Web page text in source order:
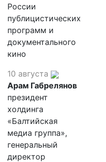
России
публицистических
программ и
документального
кино
10 августа
Арам Габрелянов
президент
холдинга
«Балтийская
медиа группа»,
генеральный
директор